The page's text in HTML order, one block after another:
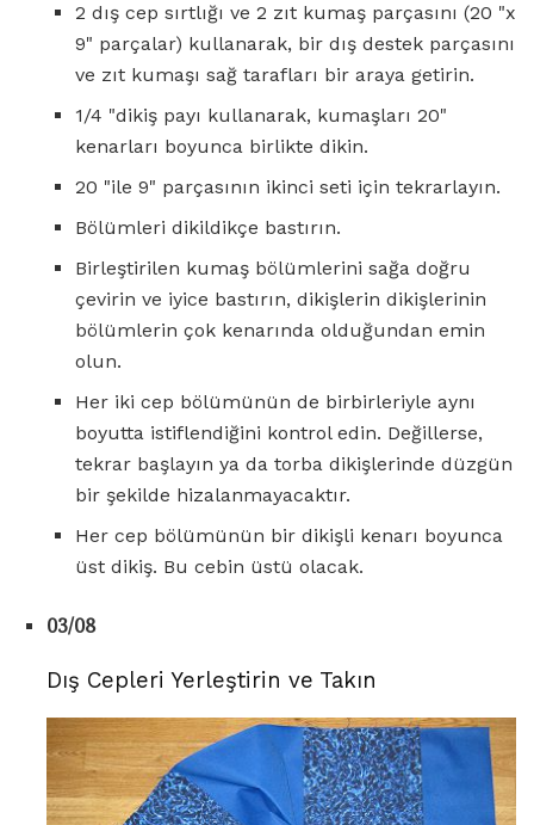
2 dış cep sırtlığı ve 2 zıt kumaş parçasını (20 "x
9" parçalar) kullanarak, bir dış destek parçasını
ve zıt kumaşı sağ tarafları bir araya getirin.
1/4 "dikiş payı kullanarak, kumaşları 20"
kenarları boyunca birlikte dikin.
20 "ile 9" parçasının ikinci seti için tekrarlayın.
Bölümleri dikildikçe bastırın.
Birleştirilen kumaş bölümlerini sağa doğru
çevirin ve iyice bastırın, dikişlerin dikişlerinin
bölümlerin çok kenarında olduğundan emin
olun.
Her iki cep bölümünün de birbirleriyle aynı
boyutta istiflendiğini kontrol edin. Değillerse,
tekrar başlayın ya da torba dikişlerinde düzgün
bir şekilde hizalanmayacaktır.
Her cep bölümünün bir dikişli kenarı boyunca
üst dikiş. Bu cebin üstü olacak.
03/08
Dış Cepleri Yerleştirin ve Takın